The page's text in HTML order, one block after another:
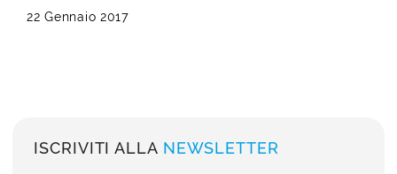
22 Gennaio 2017
ISCRIVITI ALLA NEWSLETTER